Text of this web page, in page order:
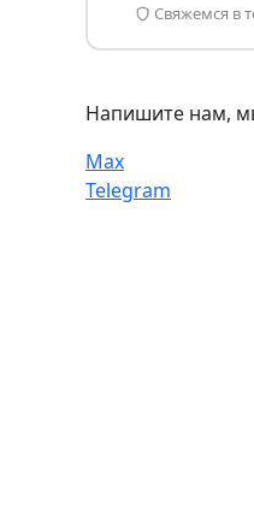
Свяжемся в
Напишите нам,
Max
Telegram